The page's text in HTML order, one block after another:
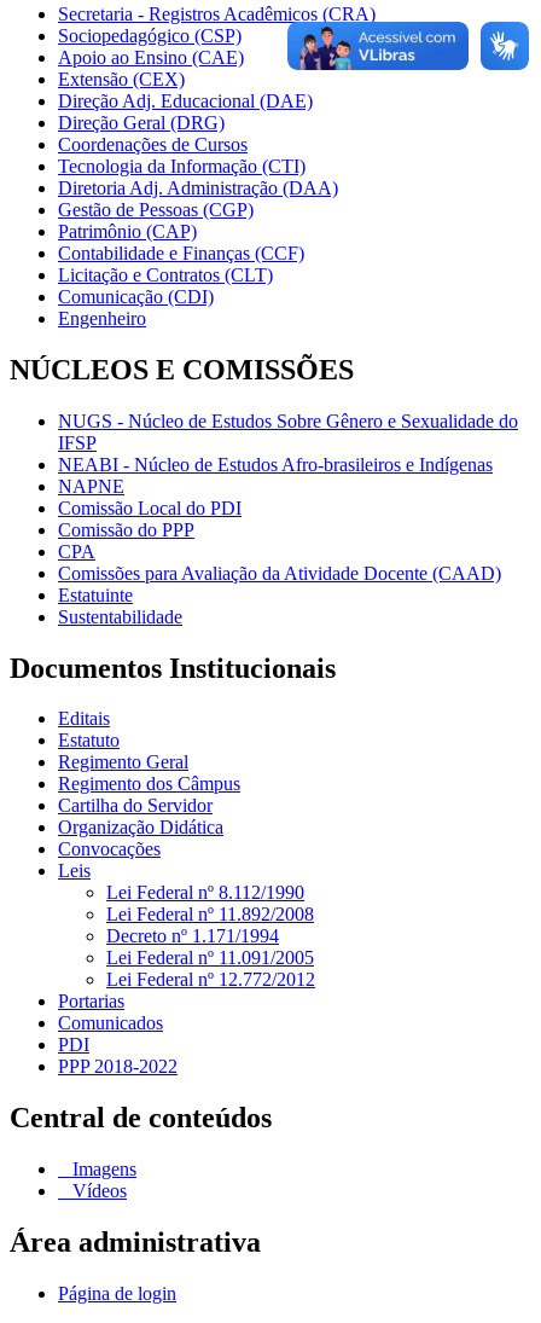
Secretaria - Registros Acadêmicos (CRA)
Sociopedagógico (CSP)
Apoio ao Ensino (CAE)
Extensão (CEX)
Direção Adj. Educacional (DAE)
Direção Geral (DRG)
Coordenações de Cursos
Tecnologia da Informação (CTI)
Diretoria Adj. Administração (DAA)
Gestão de Pessoas (CGP)
Patrimônio (CAP)
Contabilidade e Finanças (CCF)
Licitação e Contratos (CLT)
Comunicação (CDI)
Engenheiro
NÚCLEOS E COMISSÕES
NUGS - Núcleo de Estudos Sobre Gênero e Sexualidade do
IFSP
NEABI - Núcleo de Estudos Afro-brasileiros e Indígenas
NAPNE
Comissão Local do PDI
Comissão do PPP
CPA
Comissões para Avaliação da Atividade Docente (CAAD)
Estatuinte
Sustentabilidade
Documentos Institucionais
Editais
Estatuto
Regimento Geral
Regimento dos Câmpus
Cartilha do Servidor
Organização Didática
Convocações
Leis
Lei Federal nº 8.112/1990
Lei Federal nº 11.892/2008
Decreto nº 1.171/1994
Lei Federal nº 11.091/2005
Lei Federal nº 12.772/2012
Portarias
Comunicados
PDI
PPP 2018-2022
Central de conteúdos
Imagens
Vídeos
Área administrativa
Página de login